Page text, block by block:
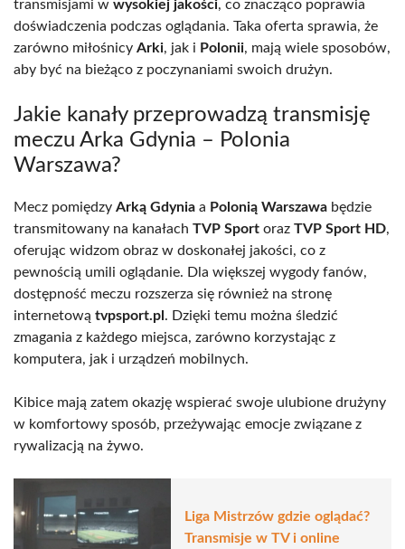
transmisjami w wysokiej jakości, co znacząco poprawia
doświadczenia podczas oglądania. Taka oferta sprawia, że
zarówno miłośnicy Arki, jak i Polonii, mają wiele sposobów,
aby być na bieżąco z poczynaniami swoich drużyn.
Jakie kanały przeprowadzą transmisję
meczu Arka Gdynia – Polonia
Warszawa?
Mecz pomiędzy Arką Gdynia a Polonią Warszawa będzie
transmitowany na kanałach TVP Sport oraz TVP Sport HD,
oferując widzom obraz w doskonałej jakości, co z
pewnością umili oglądanie. Dla większej wygody fanów,
dostępność meczu rozszerza się również na stronę
internetową tvpsport.pl . Dzięki temu można śledzić
zmagania z każdego miejsca, zarówno korzystając z
komputera, jak i urządzeń mobilnych.
Kibice mają zatem okazję wspierać swoje ulubione drużyny
w komfortowy sposób, przeżywając emocje związane z
rywalizacją na żywo.
Liga Mistrzów gdzie oglądać?
Transmisje w TV i online